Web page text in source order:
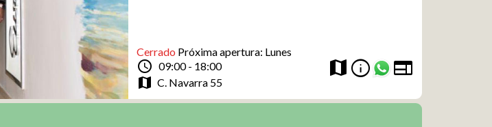
Cerrado Próxima apertura: Lunes
schedule 09:00 - 18:00
map C. Navarra 55
map info web